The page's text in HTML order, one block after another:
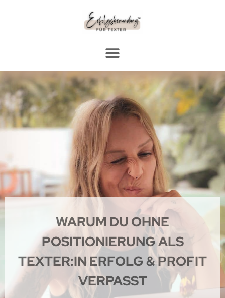
WARUM DU OHNE
POSITIONIERUNG ALS
TEXTER:IN ERFOLG & PROFIT
VERPASST